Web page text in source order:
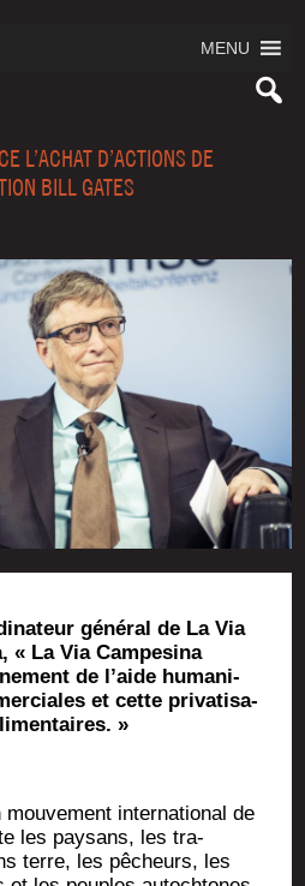
MENU
L’ACHAT D’ACTIONS DE
BILL GATES
géné­ral de La Via
« La Via Cam­pe­si­na
de l’aide huma­ni­
et cette pri­va­ti­sa­
»
mou­ve­ment inter­na­tio­nal de
les pay­sans, les tra­
terre, les pêcheurs, les